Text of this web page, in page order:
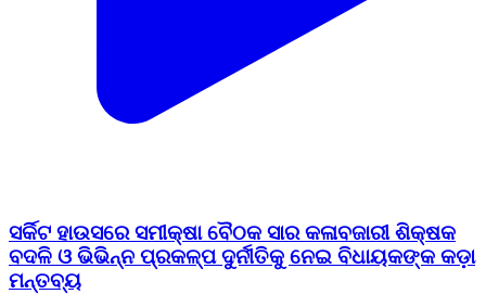
ସର୍କିଟ ହାଉସରେ ସମୀକ୍ଷା ବୈଠକ ସାର କଳାବଜାରୀ ଶିକ୍ଷକ
ବଦଳି ଓ ଭିଭିନ୍ନ ପ୍ରକଳ୍ପ ଦୁର୍ନୀତିକୁ ନେଇ ବିଧାୟକଙ୍କ କଡ଼ା
ମନ୍ତବ୍ୟ